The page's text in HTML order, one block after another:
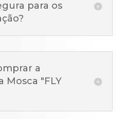
para os
a
Mosca "FLY